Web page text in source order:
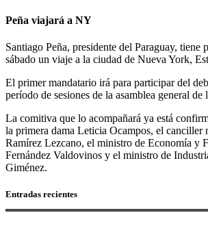
Peña viajará a NY
Santiago Peña, presidente del Paraguay, tiene
sábado un viaje a la ciudad de Nueva York,
El primer mandatario irá para participar del
período de sesiones de la asamblea general
La comitiva que lo acompañará ya está
la primera dama Leticia Ocampos, el canciller
Ramírez Lezcano, el ministro de Economía y
Fernández Valdovinos y el ministro de
Giménez.
Entradas recientes